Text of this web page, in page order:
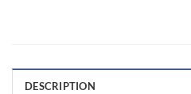
DESCRIPTION